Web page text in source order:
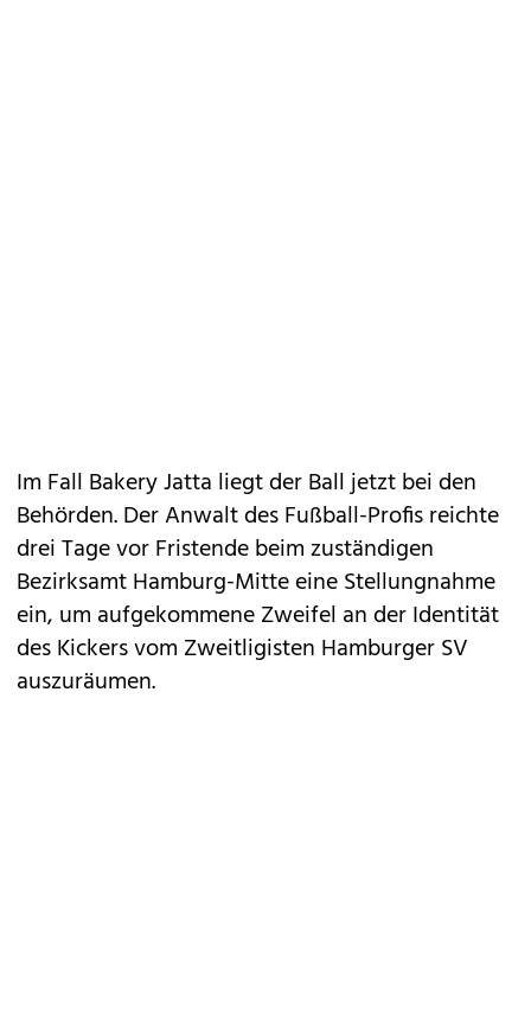
Im Fall Bakery Jatta liegt der Ball jetzt bei den
Behörden. Der Anwalt des Fußball-Profis reichte
drei Tage vor Fristende beim zuständigen
Bezirksamt Hamburg-Mitte eine Stellungnahme
ein, um aufgekommene Zweifel an der Identität
des Kickers vom Zweitligisten Hamburger SV
auszuräumen.